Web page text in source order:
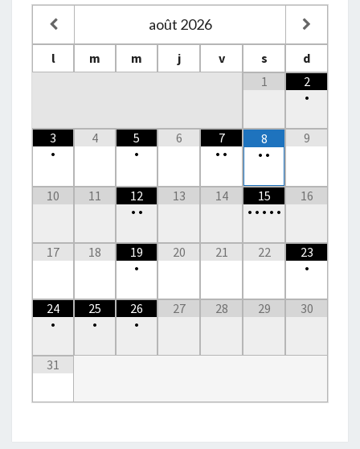
août 2026
l m m j v s
d
1
2
•
3
•
4
5
•
6
7
• •
8
• •
9
10 11
12
• •
13 14
15
• • • • •
16
17 18
19
•
20 21 22
23
•
24
•
25
•
26
•
27 28 29 30
31